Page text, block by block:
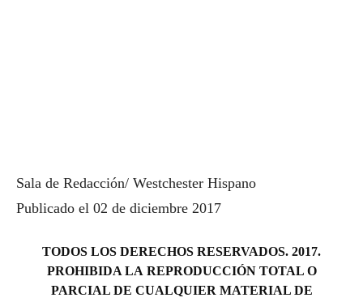
Sala de Redacción/ Westchester Hispano
Publicado el 02 de diciembre 2017
TODOS LOS DERECHOS RESERVADOS. 2017.
PROHIBIDA LA REPRODUCCIÓN TOTAL O
PARCIAL DE CUALQUIER MATERIAL DE